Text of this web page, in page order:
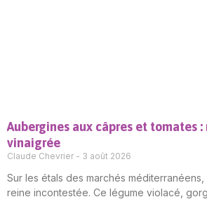
Aubergines aux câpres et tomates
vinaigrée
Claude Chevrier 3 août 2026
Sur les étals des marchés
reine incontestée. Ce légume violacé,